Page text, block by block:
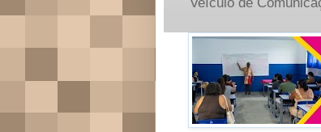
Veículo de